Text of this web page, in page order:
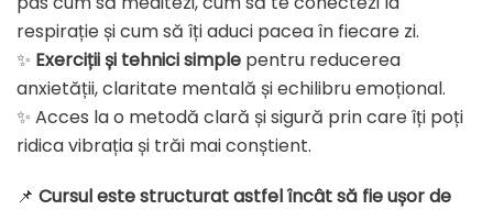
respirație și cum să îți aduci pacea în fiecare zi.
✨ Exerciții și tehnici simple pentru reducerea
anxietății, claritate mentală și echilibru emoțional.
✨ Acces la o metodă clară și sigură prin care îți poți
ridica vibrația și trăi mai conștient.
📌 Cursul este structurat astfel încât să fie ușor de